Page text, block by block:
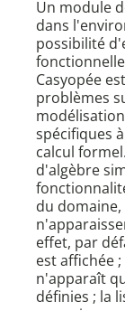
Un module
dans
possibilité
Casyopée
problèmes
spécifiques
calcul
d'algèbre
du
effet, par
est affichée
n'apparaît
définies ; la